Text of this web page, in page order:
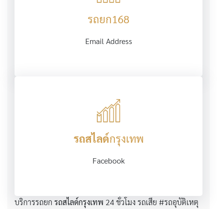
รถยก168
Email Address
รถสไลด์กรุงเทพ
Facebook
บริการรถยก รถสไลด์กรุงเทพ 24 ชั่วโมง รถเสีย #รถอุบัติเหตุ